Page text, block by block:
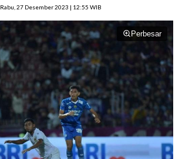
Rabu, 27 Desember 2023 | 12:55 WIB
Perbesar